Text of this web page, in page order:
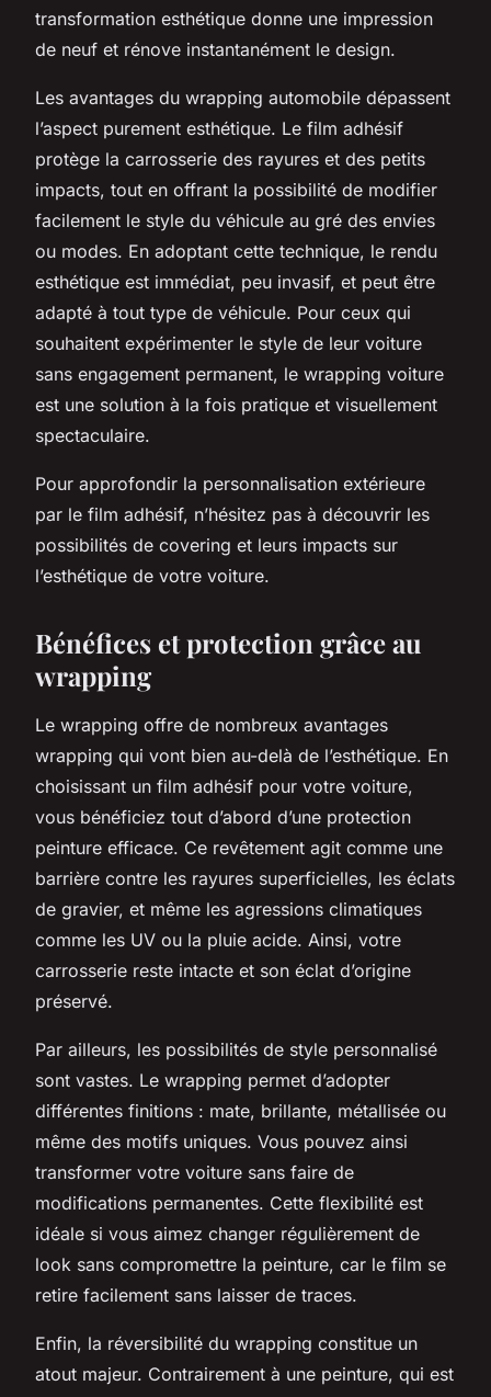
transformation esthétique donne une impression
de neuf et rénove instantanément le design.
Les avantages du wrapping automobile dépassent
l’aspect purement esthétique. Le film adhésif
protège la carrosserie des rayures et des petits
impacts, tout en offrant la possibilité de modifier
facilement le style du véhicule au gré des envies
ou modes. En adoptant cette technique, le rendu
esthétique est immédiat, peu invasif, et peut être
adapté à tout type de véhicule. Pour ceux qui
souhaitent expérimenter le style de leur voiture
sans engagement permanent, le wrapping voiture
est une solution à la fois pratique et visuellement
spectaculaire.
Pour approfondir la personnalisation extérieure
par le film adhésif, n’hésitez pas à découvrir les
possibilités de covering et leurs impacts sur
l’esthétique de votre voiture.
Bénéfices et protection grâce au
wrapping
Le wrapping offre de nombreux avantages
wrapping qui vont bien au-delà de l’esthétique. En
choisissant un film adhésif pour votre voiture,
vous bénéficiez tout d’abord d’une protection
peinture efficace. Ce revêtement agit comme une
barrière contre les rayures superficielles, les éclats
de gravier, et même les agressions climatiques
comme les UV ou la pluie acide. Ainsi, votre
carrosserie reste intacte et son éclat d’origine
préservé.
Par ailleurs, les possibilités de style personnalisé
sont vastes. Le wrapping permet d’adopter
différentes finitions : mate, brillante, métallisée ou
même des motifs uniques. Vous pouvez ainsi
transformer votre voiture sans faire de
modifications permanentes. Cette flexibilité est
idéale si vous aimez changer régulièrement de
look sans compromettre la peinture, car le film se
retire facilement sans laisser de traces.
Enfin, la réversibilité du wrapping constitue un
atout majeur. Contrairement à une peinture, qui est